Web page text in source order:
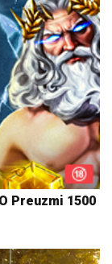
Preuzmi 1500